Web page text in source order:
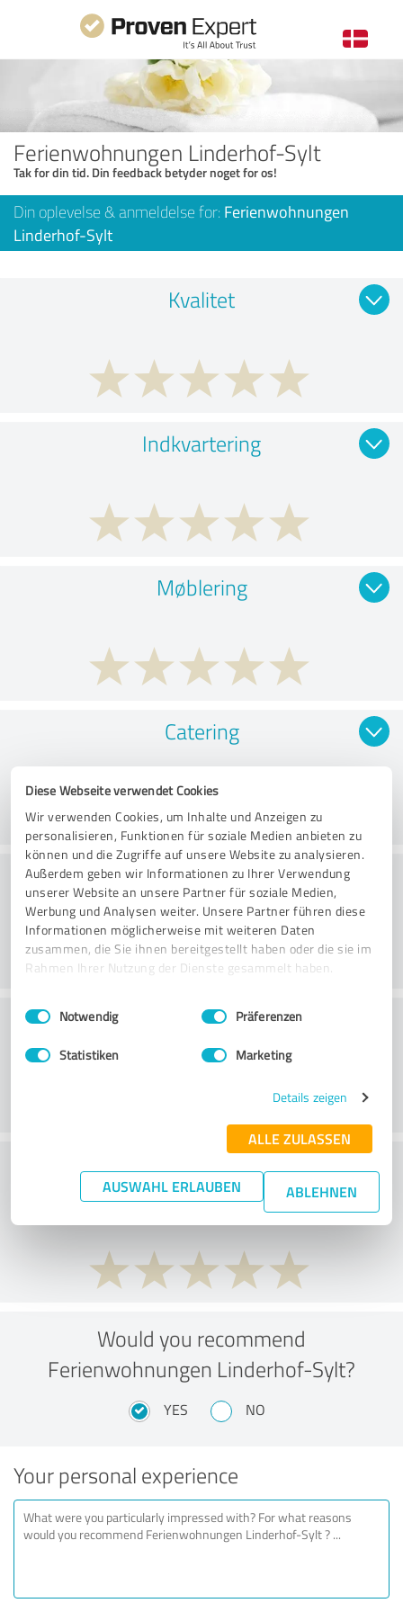
Diese Webseite verwendet Cookies
Wir verwenden Cookies, um Inhalte und Anzeigen zu
personalisieren, Funktionen für soziale Medien anbieten zu
können und die Zugriffe auf unsere Website zu analysieren.
Außerdem geben wir Informationen zu Ihrer Verwendung
unserer Website an unsere Partner für soziale Medien,
Werbung und Analysen weiter. Unsere Partner führen diese
Informationen möglicherweise mit weiteren Daten
zusammen, die Sie ihnen bereitgestellt haben oder die sie im
Rahmen Ihrer Nutzung der Dienste gesammelt haben.
Impressum Datenschutzbestimmungen
Einwilligungsauswahl
Notwendig Präferenzen
Statistiken Marketing
Details zeigen
ALLE ZULASSEN
AUSWAHL ERLAUBEN ABLEHNEN
Ferienwohnungen Linderhof-Sylt
Tak for din tid. Din feedback betyder noget for os!
Din oplevelse & anmeldelse for: Ferienwohnungen
Linderhof-Sylt
Kvalitet
Indkvartering
Møblering
Catering
Service
Beliggenhed
What do you think of the price to
performance ratio?
Would you recommend
Ferienwohnungen Linderhof-Sylt?
YES NO
Your personal experience